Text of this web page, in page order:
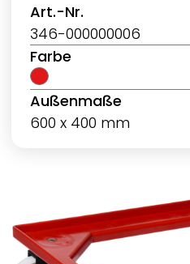
Art.-Nr.
346-000000006
Farbe
Außenmaße
600 x 400 mm